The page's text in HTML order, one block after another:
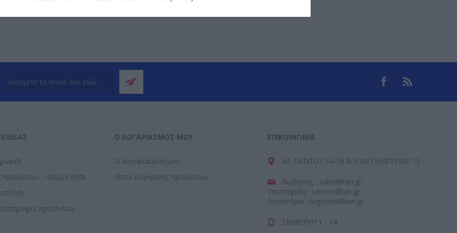
προϊοντων - Φόρμα RMA
προϊόντων
Ο ΛΟΓΑΡΙΑΣΜΌΣ ΜΟΥ
Ο λογαριασμός μου
Λίστα σύγκρισης προϊόντων
ΕΠΙΚΟΙΝΩΝΊΑ
ΑΛ. ΠΑΝΤΟΥ 54-56 & ΕΥΑΓΓΕΛΙΣΤΡΙΑΣ 12
Πωλήσεις : sales@tan.gr
Υποστήριξη : service@tan.gr
Λογιστήριο : logistirio@tan.gr
2109579711 - 14